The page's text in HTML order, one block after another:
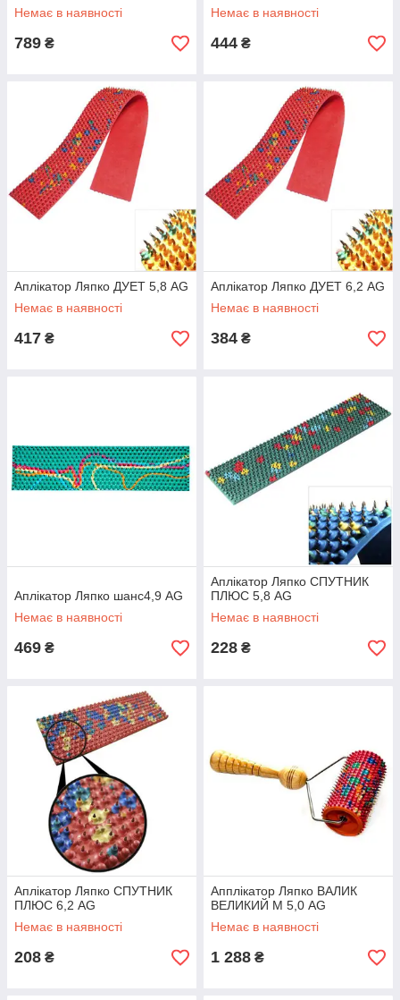
Немає в наявності
789 ₴
Немає в наявності
444 ₴
Аплікатор Ляпко ДУЕТ 5,8 AG
Немає в наявності
417 ₴
Аплікатор Ляпко ДУЕТ 6,2 AG
Немає в наявності
384 ₴
Аплікатор Ляпко шанс4,9 AG
Немає в наявності
469 ₴
Аплікатор Ляпко СПУТНИК
ПЛЮС 5,8 AG
Немає в наявності
228 ₴
Аплікатор Ляпко СПУТНИК
ПЛЮС 6,2 AG
Немає в наявності
208 ₴
Апплікатор Ляпко ВАЛИК
ВЕЛИКИЙ М 5,0 AG
Немає в наявності
1 288 ₴